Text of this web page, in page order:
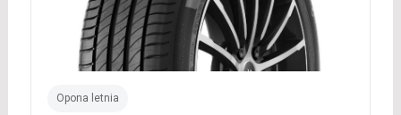
Opona letnia